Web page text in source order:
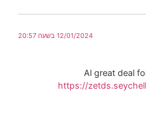
12/01/2024 בשעה 20:57
Al great deal
https://